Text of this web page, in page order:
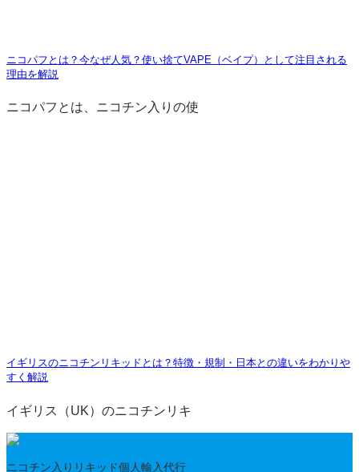
ニコパフとは？今なぜ人気？使い捨てVAPE（ベイプ）として注目される
理由を解説
ニコパフとは、ニコチン入りの使
イギリスのニコチンリキッドとは？特徴・規制・日本との違いをわかりや
すく解説
イギリス（UK）のニコチンリキ
ニコチン入りリキッド個人輸入代行